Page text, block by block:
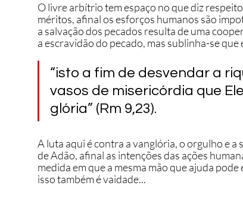
O livre arbítrio tem espaço no que diz
méritos, afinal os esforços humanos são
a salvação dos pecados resulta de uma
a escravidão do pecado, mas sublinha-se
“isto a fim de desvendar a
vasos de misericórdia que
glória” (Rm 9,23).
A luta aqui é contra a vanglória, o orgulho e
de Adão, afinal as intenções das ações
medida em que a mesma mão que ajuda
isso também é vaidade...